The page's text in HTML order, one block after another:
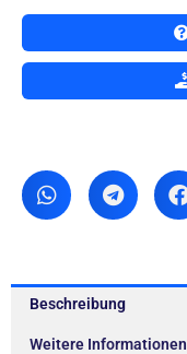
Beschreibung
Weitere Informationen